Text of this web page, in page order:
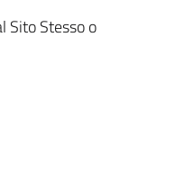
Sito Stesso o